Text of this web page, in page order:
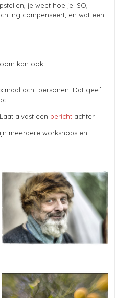
je weet hoe je ISO,
compenseert, en wat een
kan ook.
acht personen. Dat geeft
alvast een berichtachter.
meerdere workshops en